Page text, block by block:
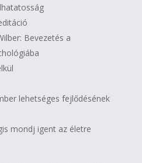
Bevezetés a
lehetséges fejlődésének
mondj igent az életre